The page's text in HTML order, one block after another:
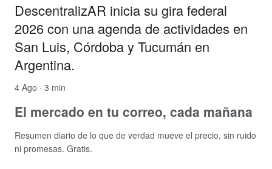
DescentralizAR inicia su gira federal
2026 con una agenda de actividades en
San Luis, Córdoba y Tucumán en
Argentina.
4 Ago · 3 min
El mercado en tu correo, cada mañana
Resumen diario de lo que de verdad mueve el precio, sin ruido
ni promesas. Gratis.